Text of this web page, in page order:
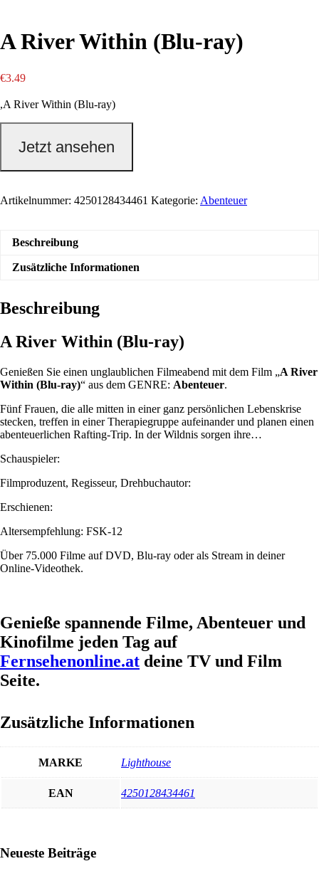
A River Within (Blu-ray)
€3.49
,A River Within (Blu-ray)
Jetzt ansehen
Artikelnummer: 4250128434461 Kategorie: Abenteuer
Beschreibung
Zusätzliche Informationen
Beschreibung
A River Within (Blu-ray)
Genießen Sie einen unglaublichen Filmeabend mit dem Film „A River
Within (Blu-ray)“ aus dem GENRE: Abenteuer.
Fünf Frauen, die alle mitten in einer ganz persönlichen Lebenskrise
stecken, treffen in einer Therapiegruppe aufeinander und planen einen
abenteuerlichen Rafting-Trip. In der Wildnis sorgen ihre…
Schauspieler:
Filmproduzent, Regisseur, Drehbuchautor:
Erschienen:
Altersempfehlung: FSK-12
Über 75.000 Filme auf DVD, Blu-ray oder als Stream in deiner
Online-Videothek.
Genieße spannende Filme, Abenteuer und
Kinofilme jeden Tag auf
Fernsehenonline.at deine TV und Film
Seite.
Zusätzliche Informationen
MARKE Lighthouse
EAN 4250128434461
Sidebar
Neueste Beiträge